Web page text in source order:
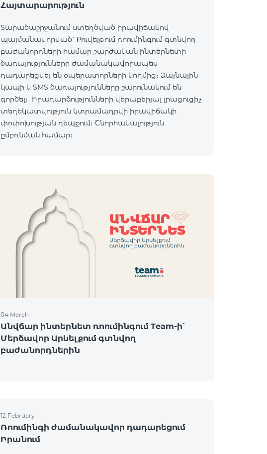
Հայտարարություն
Տարածաշրջանում ստեղծված իրավիճակով
պայմանավորված՝ Քուվեյթում ռոումինգում գտնվող
բաժանորդների համար շարժական ինտերնետի
ծառայությունները ժամանակավորապես
դադարեցվել են օպերատորների կողմից։ Ձայնային
կապի և SMS ծառայությունները շարունակում են
գործել։ Իրադարձությունների վերաբերյալ լրացուցիչ
տեղեկատվություն կտրամադրվի իրավիճակի
փոփոխության դեպքում։ Շնորհակալություն
ըմբռնման համար։
04 March
Անվճար ինտերնետ ռոումինգում Team-ի՝
Մերձավոր Արևելքում գտնվող
բաժանորդներին
12 February
Ռոումինգի ժամանակավոր դադարեցում
Իրանում